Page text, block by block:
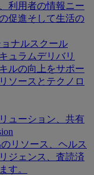
利用者の情報ニー
促進そして生活の
ナルスクール
ュラムデリバリ
ルの向上をサポー
ソースとテクノロ
ューション、共有
リソース、ヘルス
ジェンス、査読済
す。